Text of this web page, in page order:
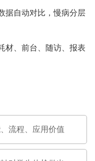
据自动对比，慢病分层
材、前台、随访、报表
流程、应用价值